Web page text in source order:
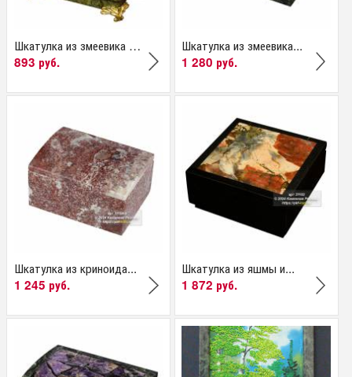
Шкатулка из змеевика с...
893 руб.
Шкатулка из змеевика...
1 280 руб.
Шкатулка из криноида...
1 245 руб.
Шкатулка из яшмы и...
1 872 руб.